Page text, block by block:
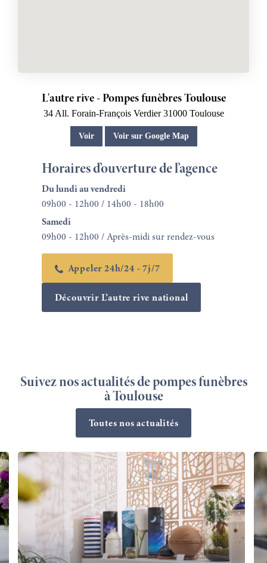
L'autre rive - Pompes funèbres Toulouse
34 All. Forain-François Verdier 31000 Toulouse
Voir Voir sur Google Map
Horaires d’ouverture de l’agence
Du lundi au vendredi
09h00 - 12h00 / 14h00 - 18h00
Samedi
09h00 - 12h00 / Après-midi sur rendez-vous
Appeler 24h/24 - 7j/7
Découvrir L’autre rive national
Suivez nos actualités de pompes funèbres
à Toulouse
Toutes nos actualités